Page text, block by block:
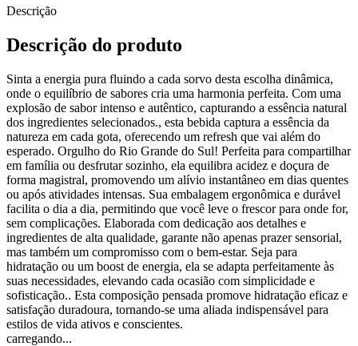
Descrição
Descrição do produto
Sinta a energia pura fluindo a cada sorvo desta escolha dinâmica,
onde o equilíbrio de sabores cria uma harmonia perfeita. Com uma
explosão de sabor intenso e autêntico, capturando a essência natural
dos ingredientes selecionados., esta bebida captura a essência da
natureza em cada gota, oferecendo um refresh que vai além do
esperado. Orgulho do Rio Grande do Sul! Perfeita para compartilhar
em família ou desfrutar sozinho, ela equilibra acidez e doçura de
forma magistral, promovendo um alívio instantâneo em dias quentes
ou após atividades intensas. Sua embalagem ergonômica e durável
facilita o dia a dia, permitindo que você leve o frescor para onde for,
sem complicações. Elaborada com dedicação aos detalhes e
ingredientes de alta qualidade, garante não apenas prazer sensorial,
mas também um compromisso com o bem-estar. Seja para
hidratação ou um boost de energia, ela se adapta perfeitamente às
suas necessidades, elevando cada ocasião com simplicidade e
sofisticação.. Esta composição pensada promove hidratação eficaz e
satisfação duradoura, tornando-se uma aliada indispensável para
estilos de vida ativos e conscientes.
carregando...